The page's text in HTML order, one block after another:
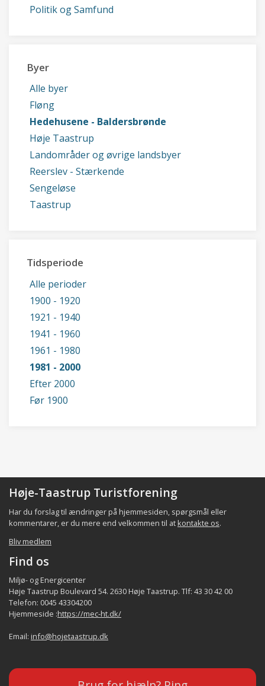
Politik og Samfund
Byer
Alle byer
Fløng
Hedehusene - Baldersbrønde
Høje Taastrup
Landområder og øvrige landsbyer
Reerslev - Stærkende
Sengeløse
Taastrup
Tidsperiode
Alle perioder
1900 - 1920
1921 - 1940
1941 - 1960
1961 - 1980
1981 - 2000
Efter 2000
Før 1900
Høje-Taastrup Turistforening
Har du forslag til ændringer på hjemmesiden, spørgsmål eller
kommentarer, er du mere end velkommen til at kontakte os.
Bliv medlem
Find os
Miljø- og Energicenter
Høje Taastrup Boulevard 54. 2630 Høje Taastrup. Tlf: 43 30 42 00
Telefon: 0045 43304200
Hjemmeside :https://mec-ht.dk/
Email: info@hojetaastrup.dk